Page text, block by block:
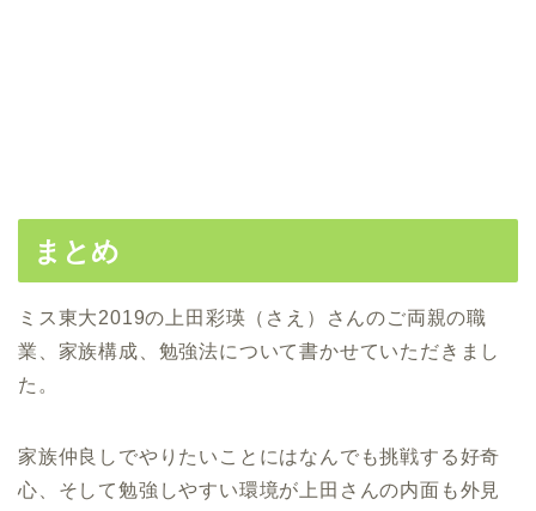
まとめ
ミス東大2019の上田彩瑛（さえ）さんのご両親の職
業、家族構成、勉強法について書かせていただきまし
た。
家族仲良しでやりたいことにはなんでも挑戦する好奇
心、そして勉強しやすい環境が上田さんの内面も外見